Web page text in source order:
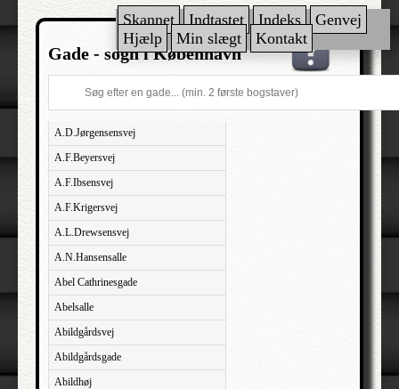
Skannet Indtastet Indeks
Genvej
Hjælp
Min slægt Kontakt
Gade - sogn i København
A.D.Jørgensensvej
A.F.Beyersvej
A.F.Ibsensvej
A.F.Krigersvej
A.L.Drewsensvej
A.N.Hansensalle
Abel Cathrinesgade
Abelsalle
Abildgårdsvej
Abildgårdsgade
Abildhøj